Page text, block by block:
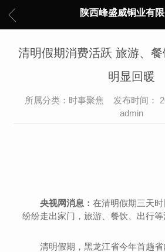
陕西峰盛威铜业有限
清明假期消费活跃 旅游、
明显回暖
所属分类：时事聚焦 发布时间：
admin
央视网消息：在清明假期三天
纷纷走出家门，旅游、餐饮、出行等
清明假期，黑龙江省今年首趟